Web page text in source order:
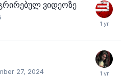
ვიდეოზე
27, 2024